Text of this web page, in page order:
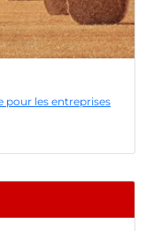
pour les entreprises